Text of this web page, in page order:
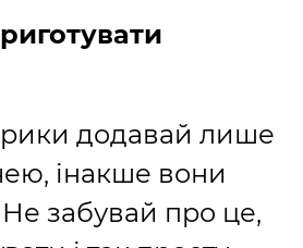
додавай лише
інакше вони
забувай про це,